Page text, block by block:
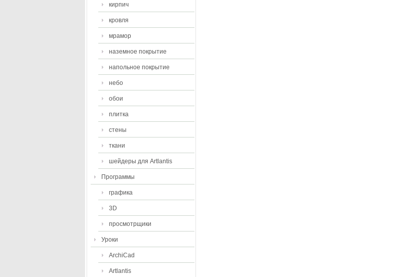
кирпич
кровля
мрамор
наземное покрытие
напольное покрытие
небо
обои
плитка
стены
ткани
шейдеры для Artlantis
Программы
графика
3D
просмотрщики
Уроки
ArchiCad
Artlantis